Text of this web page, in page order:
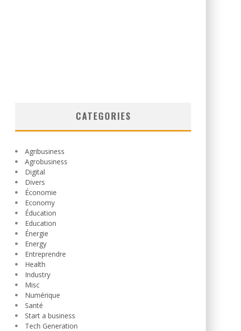
CATEGORIES
Agribusiness
Agrobusiness
Digital
Divers
Économie
Economy
Éducation
Education
Énergie
Energy
Entreprendre
Health
Industry
Misc
Numérique
Santé
Start a business
Tech Generation